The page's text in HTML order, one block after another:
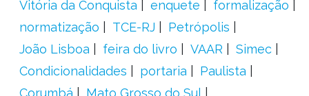
Vitória da Conquista
enquete
formalização
normatização
TCE-RJ
Petrópolis
João Lisboa
feira do livro VAAR
Simec
Condicionalidades
portaria
Paulista
Corumbá
Mato Grosso do Sul